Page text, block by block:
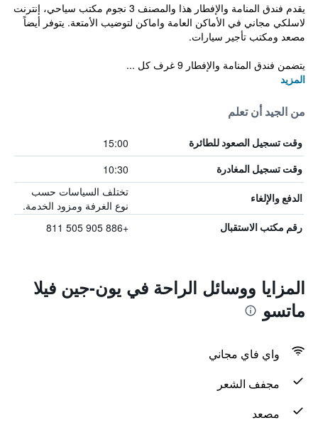
يقدم فندق المنامة والإفطار هذا والمصنف 3 نجوم مكتب سياحي، إنترنت
لاسلكي مجاني في الأماكن العامة واماكن لتوضيب الأمتعة. يتوفر أيضاً
مصعد ومكتب تأجير سيارات.
يتضمن فندق المنامة والإفطار 9 غرف كل ...
المزيد
من الجيد أن تعلم
وقت تسجيل الصعود للطائرة 15:00
وقت تسجيل المغادرة 10:30
الدفع والإلغاء
تختلف السياسات حسب
نوع الغرفة ومزود الخدمة.
رقم مكتب الاستقبال +886 905 505 811
المزايا ووسائل الراحة في يون-جين فيلا
ماتسو
واي فاي مجاني
مجفف الشعر
مصعد